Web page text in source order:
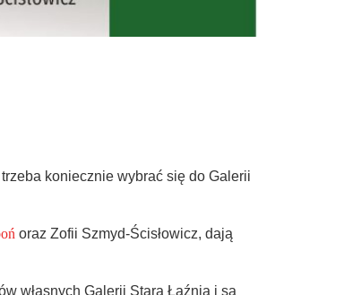
koniecznie wybrać się do Galerii
oraz Zofii Szmyd-Ścisłowicz, dają
własnych Galerii Stara Łaźnia i są